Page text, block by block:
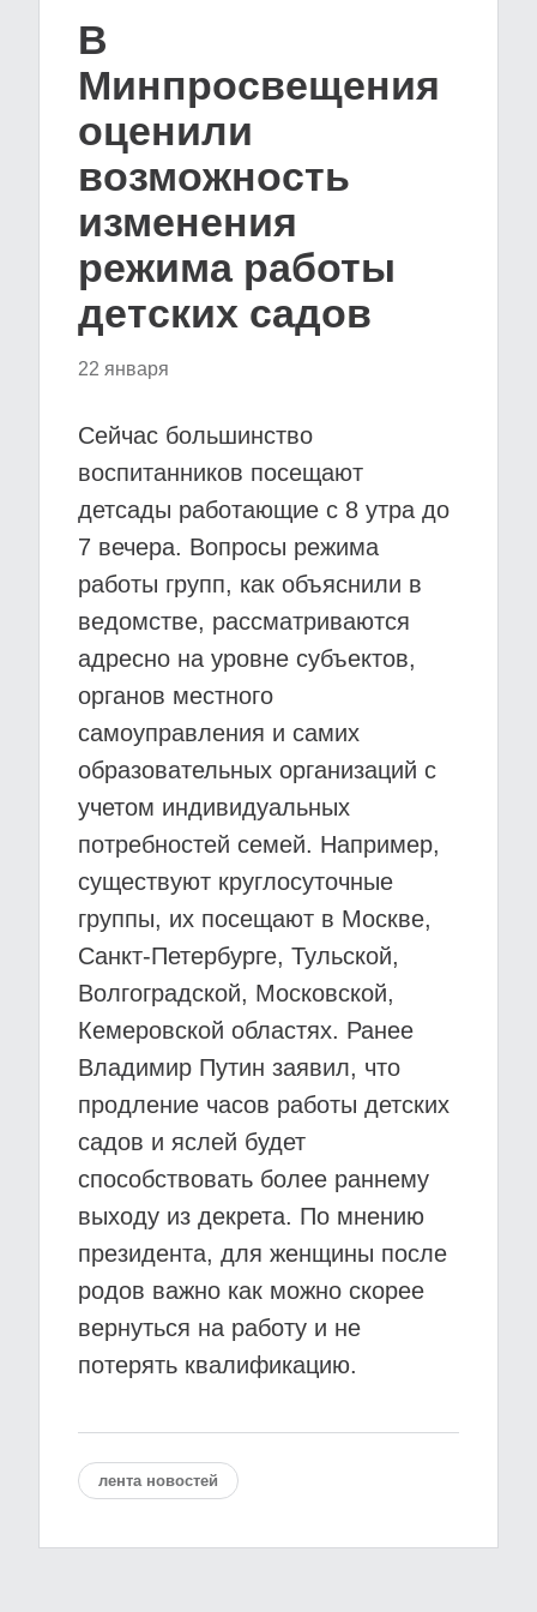
В
Минпросвещения
оценили
возможность
изменения
режима работы
детских садов
22 января
Сейчас большинство
воспитанников посещают
детсады работающие с 8 утра до
7 вечера. Вопросы режима
работы групп, как объяснили в
ведомстве, рассматриваются
адресно на уровне субъектов,
органов местного
самоуправления и самих
образовательных организаций с
учетом индивидуальных
потребностей семей. Например,
существуют круглосуточные
группы, их посещают в Москве,
Санкт-Петербурге, Тульской,
Волгоградской, Московской,
Кемеровской областях. Ранее
Владимир Путин заявил, что
продление часов работы детских
садов и яслей будет
способствовать более раннему
выходу из декрета. По мнению
президента, для женщины после
родов важно как можно скорее
вернуться на работу и не
потерять квалификацию.
лента новостей